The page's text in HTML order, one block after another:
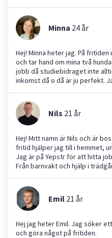
skulle behövas oavsett vad.
Minna 24år
Hej! Minna heter jag. På
och tar hand om mina två hundar. Jag söker alla olika typer
jobb då studiebidraget inte
inkomst då o då är ju perfekt.
Nils 21 år
Hej! Mitt namn är Nils och är
fritid hjälper jag till i hemmet,
Jag är på Yepstr för att hitta
Från barnvakt och hjälp i
utåtgående, hjälpsam och
arbetsmoral.Emil 21 år
Hej jag heter Emil. Jag söker
och göra något på fritiden.